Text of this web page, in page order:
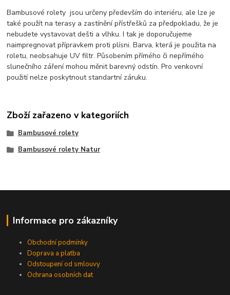
Bambusové rolety jsou určeny především do interiéru, ale lze je
také použít na terasy a zastínění přístřešků za předpokladu, že je
nebudete vystavovat dešti a vlhku. I tak je doporučujeme
naimpregnovat přípravkem proti plísni. Barva, která je použita na
roletu, neobsahuje UV filtr. Působením přímého či nepřímého
slunečního záření mohou měnit barevný odstín. Pro venkovní
použití nelze poskytnout standartní záruku.
Zboží zařazeno v kategoriích
Bambusové rolety
Bambusové rolety Natur
Informace pro zákazníky
Obchodní podmínky
Doprava a platba
Odstoupení od smlouvy
Ochrana osobních dat